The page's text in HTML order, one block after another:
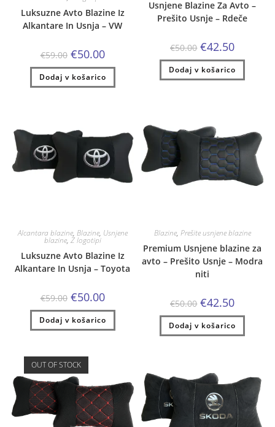
Luksuzne Avto Blazine Iz
Alkantare In Usnja – VW
€59.00 Izvirna
cena
je
bila:
€59.00.
€50.00Trenutna
cena
je:
€50.00.
Dodaj v košarico
Usnjene Blazine Za Avto –
Prešito Usnje – Rdeče
€50.00 Izvirna
cena
je
bila:
€50.00.
€42.50Trenutna
je:
€42.50.
Dodaj v košarico
Alcantara blazine, Blazine, Usnjene
blazine, Z logotipi
Luksuzne Avto Blazine Iz
Alkantare In Usnja – Toyota
€59.00 Izvirna
cena
je
bila:
€59.00.
€50.00Trenutna
cena
je:
€50.00.
Dodaj v košarico
Blazine, Prešite usnjene blazine
Premium Usnjene blazine za
avto – Prešito Usnje – Modra
niti
€50.00 Izvirna
cena
je
bila:
€50.00.
€42.50Trenutna
je:
€42.50.
Dodaj v košarico
OUT OF STOCK